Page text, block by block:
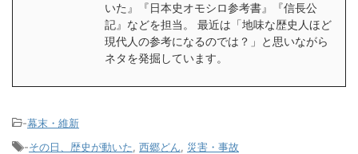
いた』『日本史オモシロ参考書』『信長公
記』などを担当。 最近は「地味な歴史人ほど
現代人の参考になるのでは？」と思いながら
ネタを発掘しています。
-幕末・維新
-その日、歴史が動いた 西郷どん 災害・事故